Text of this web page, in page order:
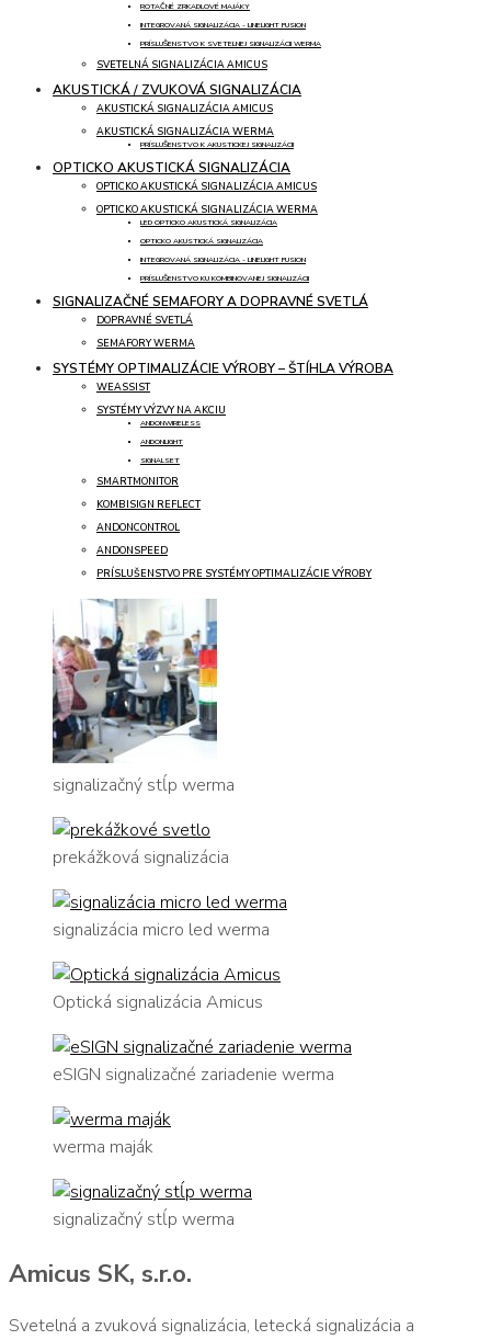
ROTAČNÉ ZRKADLOVÉ MAJÁKY
INTEGROVANÁ SIGNALIZÁCIA - LINELIGHT FUSION
PRÍSLUŠENSTVO K SVETELNEJ SIGNALIZÁCII WERMA
SVETELNÁ SIGNALIZÁCIA AMICUS
AKUSTICKÁ / ZVUKOVÁ SIGNALIZÁCIA
AKUSTICKÁ SIGNALIZÁCIA AMICUS
AKUSTICKÁ SIGNALIZÁCIA WERMA
PRÍSLUŠENSTVO K AKUSTICKEJ SIGNALIZÁCII
OPTICKO AKUSTICKÁ SIGNALIZÁCIA
OPTICKO AKUSTICKÁ SIGNALIZÁCIA AMICUS
OPTICKO AKUSTICKÁ SIGNALIZÁCIA WERMA
LED OPTICKO AKUSTICKÁ SIGNALIZÁCIA
OPTICKO AKUSTICKÁ SIGNALIZÁCIA
INTEGROVANÁ SIGNALIZÁCIA - LINELIGHT FUSION
PRÍSLUŠENSTVO KU KOMBINOVANEJ SIGNALIZÁCII
SIGNALIZAČNÉ SEMAFORY A DOPRAVNÉ SVETLÁ
DOPRAVNÉ SVETLÁ
SEMAFORY WERMA
SYSTÉMY OPTIMALIZÁCIE VÝROBY – ŠTÍHLA VÝROBA
WEASSIST
SYSTÉMY VÝZVY NA AKCIU
ANDONWIRELESS
ANDONLIGHT
SIGNALSET
SMARTMONITOR
KOMBISIGN REFLECT
ANDONCONTROL
ANDONSPEED
PRÍSLUŠENSTVO PRE SYSTÉMY OPTIMALIZÁCIE VÝROBY
signalizačný stĺp werma
prekážková signalizácia
signalizácia micro led werma
Optická signalizácia Amicus
eSIGN signalizačné zariadenie werma
werma maják
signalizačný stĺp werma
Amicus SK, s.r.o.
Svetelná a zvuková signalizácia, letecká signalizácia a